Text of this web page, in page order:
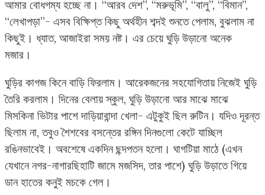
আমার বোধগম্য হচ্ছে না। “আরব দেশ”, “মরুভূমি”, “বালু”, “বিমান”,
“লেখাপড়া”- এসব বিক্ষিপ্ত কিছু অর্থহীন শব্দই শুনতে পেলাম, বুঝলাম না
কিছুই। ধ্যাত, আজাইরা সময় নষ্ট। এর চেয়ে ঘুড়ি উড়ানো অনেক
মজার।
ঘুড়ির কাগজ কিনে বাড়ি ফিরলাম। আরেকজনের সহযোগিতায় নিজেই ঘুড়ি
তৈরি করলাম। দিনের বেলায় স্কুল, ঘুড়ি উড়ানো আর মাঝে মাঝে
মিসকিনা ভিটার পাশে দাড়িয়াবান্দা খেলা- এটুকুই ছিল রুটিন। যদিও দূরন্ত
ছিলাম না, তবুও শৈশবের বসন্তের রঙ্গিন দিনগুলো কেটে যাচ্ছিল
রঙিনভাবেই। অবশেষে একদিন ছন্দপতন হলো। ঘাগটিয়া মাঠে (এখন
যেখানে নগর-নাগারছিহাটি জামে মজসিদ, তার পাশে) ঘুড়ি উড়াতে গিয়ে
ডান হাতের কনুই মচকে গেল।